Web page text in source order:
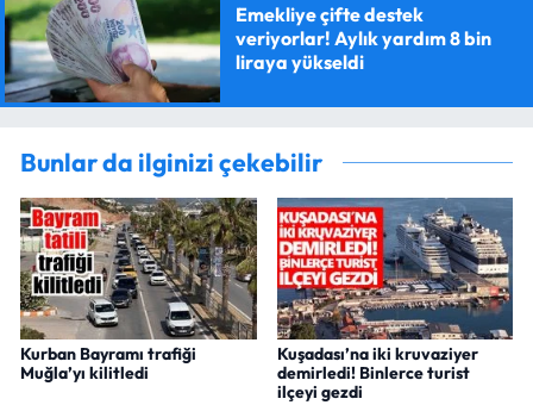
Emekliye çifte destek
veriyorlar! Aylık yardım 8 bin
liraya yükseldi
Bunlar da ilginizi çekebilir
Kurban Bayramı trafiği
Muğla’yı kilitledi
Kuşadası’na iki kruvaziyer
demirledi! Binlerce turist
ilçeyi gezdi